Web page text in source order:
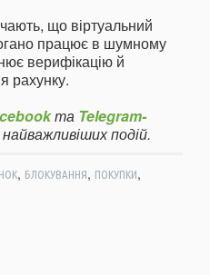
що віртуальний
працює в шумному
верифікацію й
рахунку.
та Telegram-
подій.
, БЛОКУВАННЯ, ПОКУПКИ,